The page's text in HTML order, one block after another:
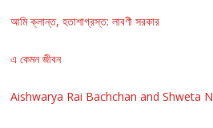
আমি ক্লান্ত, হতাশাগ্রস্ত: লাবণী সরকার
এ কেমন জীবন
Aishwarya Rai Bachchan and Shweta